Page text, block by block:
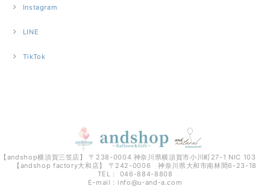
Instagram
LINE
TikTok
【andshop横須賀三笠店】 〒238-0004 神奈川県横須賀市小川町27-1 NIC 103
【andshop factory大和店】 〒242-0006 神奈川県大和市南林間6-23-18
TEL： 046-884-8808
E-mail： info@u-and-a.com